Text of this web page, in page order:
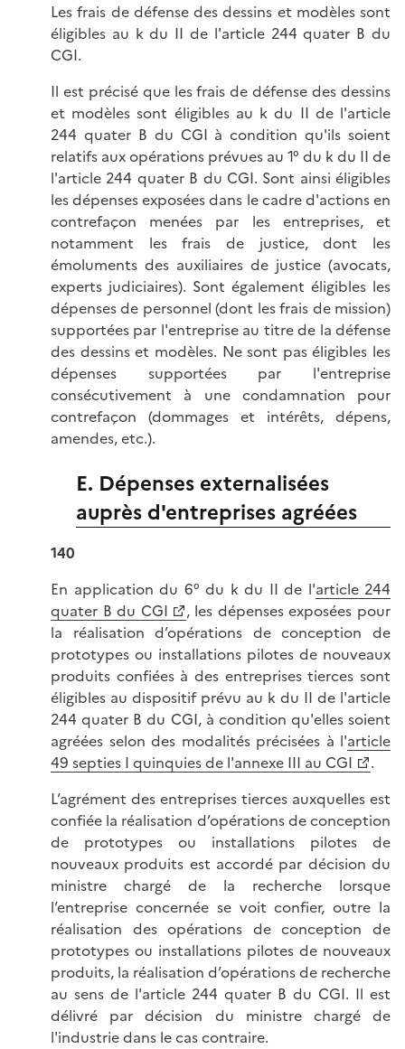
Les frais de défense des dessins et modèles sont
éligibles au k du II de l'article 244 quater B du
CGI.
Il est précisé que les frais de défense des dessins
et modèles sont éligibles au k du II de l'article
244 quater B du CGI à condition qu'ils soient
relatifs aux opérations prévues au 1° du k du II de
l'article 244 quater B du CGI. Sont ainsi éligibles
les dépenses exposées dans le cadre d'actions en
contrefaçon menées par les entreprises, et
notamment les frais de justice, dont les
émoluments des auxiliaires de justice (avocats,
experts judiciaires). Sont également éligibles les
dépenses de personnel (dont les frais de mission)
supportées par l'entreprise au titre de la défense
des dessins et modèles. Ne sont pas éligibles les
dépenses supportées par l'entreprise
consécutivement à une condamnation pour
contrefaçon (dommages et intérêts, dépens,
amendes, etc.).
E. Dépenses externalisées
auprès d'entreprises agréées
140
En application du 6° du k du II de l'article 244
quater B du CGI
, les dépenses exposées pour
la réalisation d’opérations de conception de
prototypes ou installations pilotes de nouveaux
produits confiées à des entreprises tierces sont
éligibles au dispositif prévu au k du II de l'article
244 quater B du CGI, à condition qu'elles soient
agréées selon des modalités précisées à l'article
49 septies I quinquies de l'annexe III au CGI
.
L’agrément des entreprises tierces auxquelles est
confiée la réalisation d’opérations de conception
de prototypes ou installations pilotes de
nouveaux produits est accordé par décision du
ministre chargé de la recherche lorsque
l’entreprise concernée se voit confier, outre la
réalisation des opérations de conception de
prototypes ou installations pilotes de nouveaux
produits, la réalisation d’opérations de recherche
au sens de l'article 244 quater B du CGI. Il est
délivré par décision du ministre chargé de
l'industrie dans le cas contraire.